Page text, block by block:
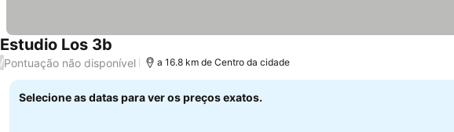
Estudio Los 3b
/Pontuação não disponível a 16.8 km de Centro da cidade
Selecione as datas para ver os preços exatos.